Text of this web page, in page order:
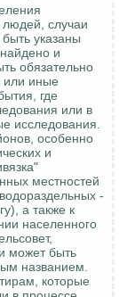
людей, случаи
указаны
и
обязательно
или иные
где
или в
исследования.
особенно
и
местностей
-
а также к
населенного
может быть
названием.
которые